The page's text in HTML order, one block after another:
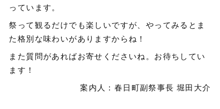
っています。
祭って観るだけでも楽しいですが、やってみるとま
た格別な味わいがありますからね！
また質問があればお寄せくださいね。お待ちしてい
ます！
案内人：春日町副祭事長 堀田大介